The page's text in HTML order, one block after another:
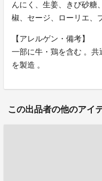
んにく、生姜、きび砂糖
椒、セージ、ローリエ、
【アレルゲン・備考】
一部に牛・鶏を含む 。共
を製造 。
この出品者の他のアイ